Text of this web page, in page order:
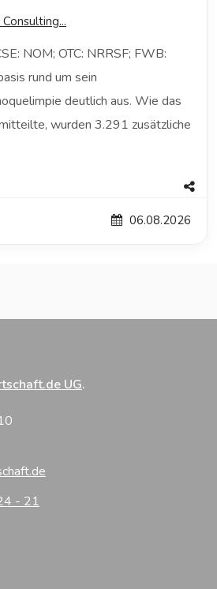
NOM; OTC: NRRSF; FWB:
rund um sein
deutlich aus. Wie das
wurden 3.291 zusätzliche
06.08.2026
UG.
- 21